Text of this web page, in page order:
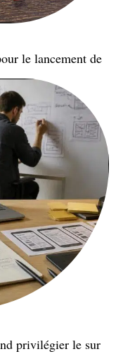
le lancement de
privilégier le sur